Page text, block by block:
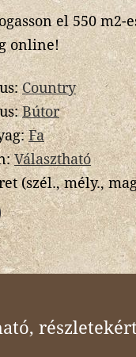
el 550
online!
Country
Bútor
Fa
Választható
(szél., mély.,